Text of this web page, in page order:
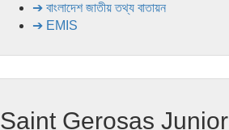
➔ বাংলাদেশ জাতীয় তথ্য বাতায়ন
➔ EMIS
Saint Gerosas Junior